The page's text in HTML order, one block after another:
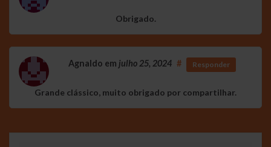
Obrigado.
Agnaldo em julho 25, 2024 # Responder
Grande clássico, muito obrigado por compartilhar.